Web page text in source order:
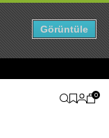
0
Görüntüle